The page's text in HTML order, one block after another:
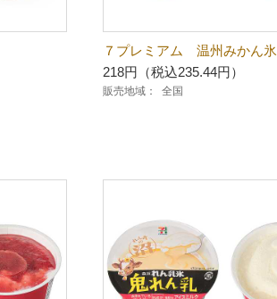
７プレミアム 温州みかん氷
218円（税込235.44円）
販売地域： 全国